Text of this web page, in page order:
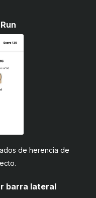
de herencia de
barra lateral